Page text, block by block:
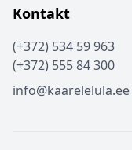
Kontakt
(+372) 534 59 963
(+372) 555 84 300
info@kaarelelula.ee